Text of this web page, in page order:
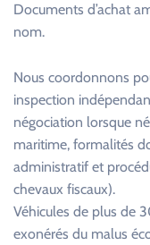
Documents d’achat
nom.
Nous coordonnons
inspection
négociation lorsque
maritime, formalités
administratif et
chevaux fiscaux).
Véhicules de plus de
exonérés du malus